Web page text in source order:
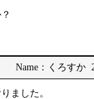
Name：くろすか
ました。